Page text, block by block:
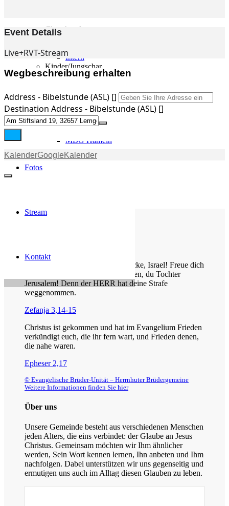
Churchtools
Intern
Kinder/Jungschar
Gott in deinem Alltag
Freizeiten 2026
Soccercamp Lemgo
Junge Erwachsene
Junge Erwachsene
MBG Hameln
Fotos
Stream
Kontakt
Event Details
Live+RVT-Stream
Wegbeschreibung erhalten
Address - Bibelstunde (ASL) []
Destination Address - Bibelstunde (ASL) []
KalenderGoogleKalender
Jauchze, du Tochter Zion! Frohlocke, Israel! Freue dich
und sei fröhlich von ganzem Herzen, du Tochter
Jerusalem! Denn der HERR hat deine Strafe
weggenommen.
Zefanja 3,14-15
Christus ist gekommen und hat im Evangelium Frieden
verkündigt euch, die ihr fern wart, und Frieden denen,
die nahe waren.
Epheser 2,17
© Evangelische Brüder-Unität – Herrnhuter Brüdergemeine
Weitere Informationen finden Sie hier
Über uns
Unsere Gemeinde besteht aus verschiedenen Menschen
jeden Alters, die eins verbindet: der Glaube an Jesus
Christus. Gemeinsam möchten wir Ihm ähnlicher
werden, Sein Wort kennen lernen, Ihn anbeten und Ihm
nachfolgen. Dabei unterstützen wir uns gegenseitig und
ermutigen uns auch im Alltag diesen Glauben zu leben.